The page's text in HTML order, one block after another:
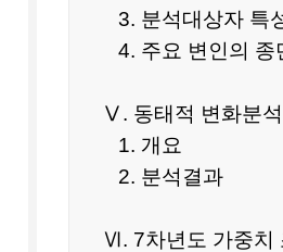
3. 분석대상자 특
4. 주요 변인의 종
Ⅴ. 동태적 변화분석
1. 개요
2. 분석결과
Ⅵ. 7차년도 가중치